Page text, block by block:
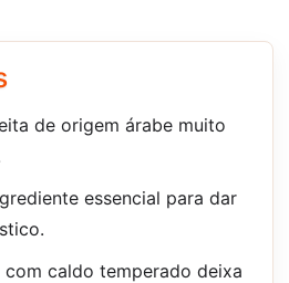
de origem árabe muito
essencial para dar
caldo temperado deixa